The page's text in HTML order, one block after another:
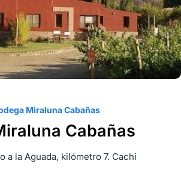
Miraluna Cabañas
Cabañas
a la Aguada, kilómetro 7. Cachi